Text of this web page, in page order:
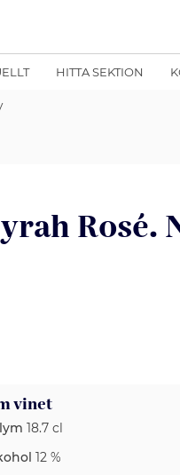
HITTA SEKTION
Rosé.
vinet
18.7 cl
12 %